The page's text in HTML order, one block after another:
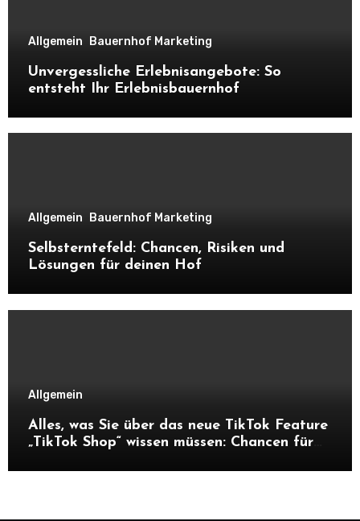
Allgemein Bauernhof Marketing
Unvergessliche Erlebnisangebote: So
entsteht Ihr Erlebnisbauernhof
Allgemein Bauernhof Marketing
Selbsterntefeld: Chancen, Risiken und
Lösungen für deinen Hof
Allgemein
Alles, was Sie über das neue TikTok Feature
„TikTok Shop“ wissen müssen: Chancen für